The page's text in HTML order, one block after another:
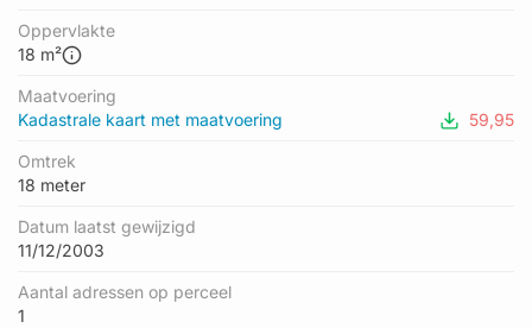
Oppervlakte
18 m²
Maatvoering
Kadastrale kaart met maatvoering
59,95
Omtrek
18 meter
Datum laatst gewijzigd
11/12/2003
Aantal adressen op perceel
1